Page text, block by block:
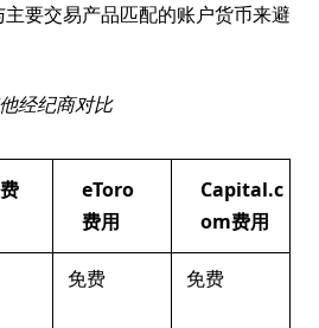
要交易产品匹配的账户货币来避
经纪商对比
eToro
费用
Capital.c
om费用
免费 免费